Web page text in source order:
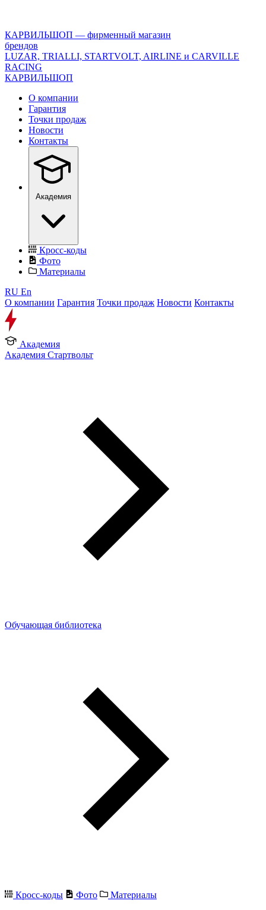
version="1.0"
encoding="utf-
8"?
>
КАРВИЛЬШОП — фирменный магазин
брендов
LUZAR, TRIALLI, STARTVOLT, AIRLINE и CARVILLE
RACING
КАРВИЛЬШОП
О компании
Гарантия
Точки продаж
Новости
Контакты
Академия
Кросс-коды
Фото
Материалы
RU En
О компании Гарантия Точки продаж Новости Контакты
Академия
Академия Стартвольт
Обучающая библиотека
Кросс-коды Фото Материалы